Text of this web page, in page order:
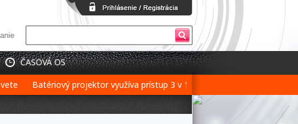
ČASOVÁ OS
Batériový projektor využíva prístup 3 v 1 pre flexibilné nastavenie